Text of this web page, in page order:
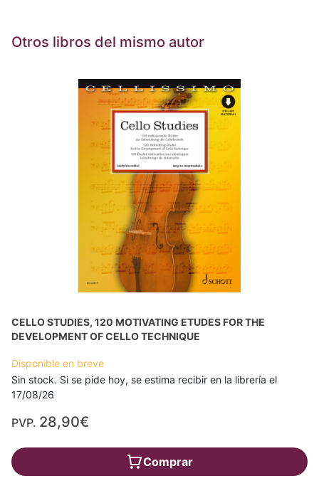
Otros libros del mismo autor
CELLO STUDIES, 120 MOTIVATING ETUDES FOR THE
DEVELOPMENT OF CELLO TECHNIQUE
Disponible en breve
Sin stock. Si se pide hoy, se estima recibir en la librería el
17/08/26
PVP. 28,90€
Comprar